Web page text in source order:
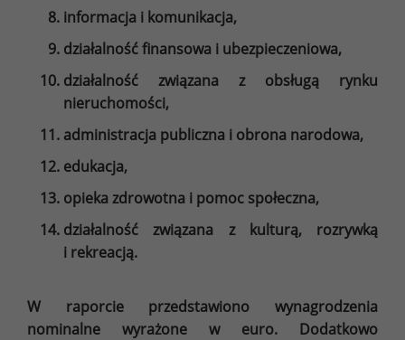
informacja i komunikacja,
działalność finansowa i ubezpieczeniowa,
działalność związana z obsługą rynku
nieruchomości,
administracja publiczna i obrona narodowa,
edukacja,
opieka zdrowotna i pomoc społeczna,
działalność związana z kulturą, rozrywką
i rekreacją.
W raporcie przedstawiono wynagrodzenia
nominalne wyrażone w euro. Dodatkowo